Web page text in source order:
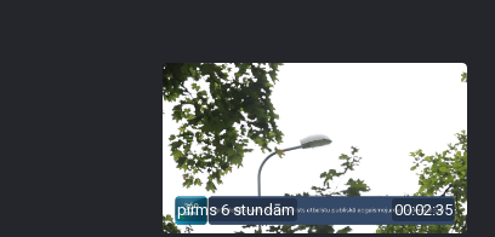
pirms 6 stundām 00:02:35